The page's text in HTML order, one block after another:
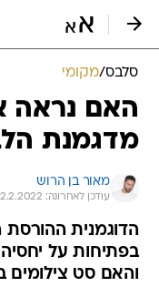
סלבס/מקומי
האם נראה
מדגמנת
מאור בן הרוש
עודכן לאחרונה: 22.2.2022 / 10:00
הדוגמנית
בפתיחות על
והאם סט צילומים